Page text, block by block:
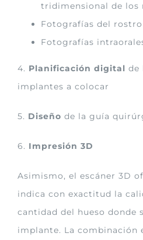
tridimensional de los
Fotografías del
Fotografías
4. Planificación digital de
implantes a colocar
5. Diseño de la guía
6. Impresión 3D
Asimismo, el escáner 3D
indica con exactitud la
cantidad del hueso donde
implante. La combinación